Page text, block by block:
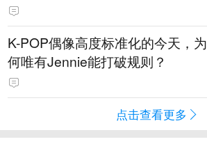
K-POP偶像高度标准化的今天，为
何唯有Jennie能打破规则？
点击查看更多